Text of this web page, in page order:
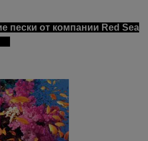
пески от компании Red Sea